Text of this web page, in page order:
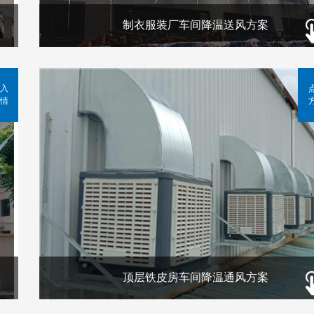
制衣服装厂车间降温送风方案
顶层铁皮房车间降温通风方案